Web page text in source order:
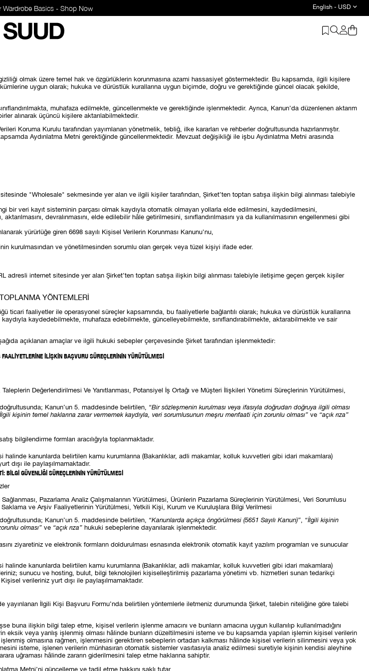
Wardrobe Basics - Shop Now English - USD
olmak üzere temel hak ve özgürlüklerin korunmasına azami hassasiyet göstermektedir. Bu kapsamda, ilgili kişilere
uygun olarak; hukuka ve dürüstlük kurallarına uygun biçimde, doğru ve gerektiğinde güncel olacak şekilde,
muhafaza edilmekte, güncellenmekte ve gerektiğinde işlenmektedir. Ayrıca, Kanun’da düzenlenen aktarım
alınarak üçüncü kişilere aktarılabilmektedir.
Koruma Kurulu tarafından yayımlanan yönetmelik, tebliğ, ilke kararları ve rehberler doğrultusunda hazırlanmıştır.
Aydınlatma Metni gerektiğinde güncellenmektedir. Mevzuat değişikliği ile işbu Aydınlatma Metni arasında
"Wholesale" sekmesinde yer alan ve ilgili kişiler tarafından, Şirket’ten toptan satışa ilişkin bilgi alınması talebiyle
bir veri kayıt sisteminin parçası olmak kaydıyla otomatik olmayan yollarla elde edilmesini, kaydedilmesini,
devralınmasını, elde edilebilir hâle getirilmesini, sınıflandırılmasını ya da kullanılmasının engellenmesi gibi
yürürlüğe giren 6698 sayılı Kişisel Verilerin Korunması Kanunu’nu,
kurulmasından ve yönetilmesinden sorumlu olan gerçek veya tüzel kişiyi ifade eder.
internet sitesinde yer alan Şirket’ten toptan satışa ilişkin bilgi alınması talebiyle iletişime geçen gerçek kişiler
YÖNTEMLERİ
ticari faaliyetler ile operasyonel süreçler kapsamında, bu faaliyetlerle bağlantılı olarak; hukuka ve dürüstlük kurallarına
kaydedebilmekte, muhafaza edebilmekte, güncelleyebilmekte, sınıflandırabilmekte, aktarabilmekte ve sair
açıklanan amaçlar ve ilgili hukuki sebepler çerçevesinde Şirket tarafından işlenmektedir:
İLİŞKİN BAŞVURU SÜREÇLERİNİN YÜRÜTÜLMESİ
Değerlendirilmesi Ve Yanıtlanması, Potansiyel İş Ortağı ve Müşteri İlişkileri Yönetimi Süreçlerinin Yürütülmesi,
Kanun’un 5. maddesinde belirtilen, “Bir sözleşmenin kurulması veya ifasıyla doğrudan doğruya ilgili olması
kişinin temel haklarına zarar vermemek kaydıyla, veri sorumlusunun meşru menfaati için zorunlu olması” ve “açık rıza”
bilgilendirme formları aracılığıyla toplanmaktadır.
kanunlarda belirtilen kamu kurumlarına (Bakanlıklar, adli makamlar, kolluk kuvvetleri gibi idari makamlara)
dışı ile paylaşılmamaktadır.
BİLGİ GÜVENLİĞİ SÜREÇLERİNİN YÜRÜTÜLMESİ
Pazarlama Analiz Çalışmalarının Yürütülmesi, Ürünlerin Pazarlama Süreçlerinin Yürütülmesi, Veri Sorumlusu
ve Arşiv Faaliyetlerinin Yürütülmesi, Yetkili Kişi, Kurum ve Kuruluşlara Bilgi Verilmesi
Kanun’un 5. maddesinde belirtilen, “Kanunlarda açıkça öngörülmesi (5651 Sayılı Kanun)” “İlgili kişinin
olması” ve “açık rıza” hukuki sebeplerine dayanılarak işlenmektedir.
ziyaretiniz ve elektronik formların doldurulması esnasında elektronik otomatik kayıt yazılım programları ve sunucular
kanunlarda belirtilen kamu kurumlarına (Bakanlıklar, adli makamlar, kolluk kuvvetleri gibi idari makamlara)
sunucu ve hosting, bulut, bilgi teknolojileri kişiselleştirilmiş pazarlama yönetimi vb. hizmetleri sunan tedarikçi
verileriniz yurt dışı ile paylaşılmamaktadır.
yayınlanan İlgili Kişi Başvuru Formu’nda belirtilen yöntemlerle iletmeniz durumunda Şirket, talebin niteliğine göre talebi
ilişkin bilgi talep etme, kişisel verilerin işlenme amacını ve bunların amacına uygun kullanılıp kullanılmadığını
eksik veya yanlış işlenmiş olması hâlinde bunların düzeltilmesini isteme ve bu kapsamda yapılan işlemin kişisel verilerin
olmasına rağmen, işlenmesini gerektiren sebeplerin ortadan kalkması hâlinde kişisel verilerin silinmesini veya yok
isteme, işlenen verilerin münhasıran otomatik sistemler vasıtasıyla analiz edilmesi suretiyle kişinin kendisi aleyhine
uğraması hâlinde zararın giderilmesini talep etme haklarına sahiptir.
Metni’ni güncelleme ve tadil etme hakkını saklı tutar.